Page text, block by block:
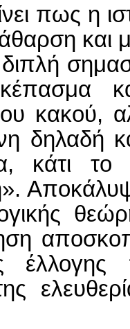
πως η
κακού,
δηλαδή
κάτι
έλλογης